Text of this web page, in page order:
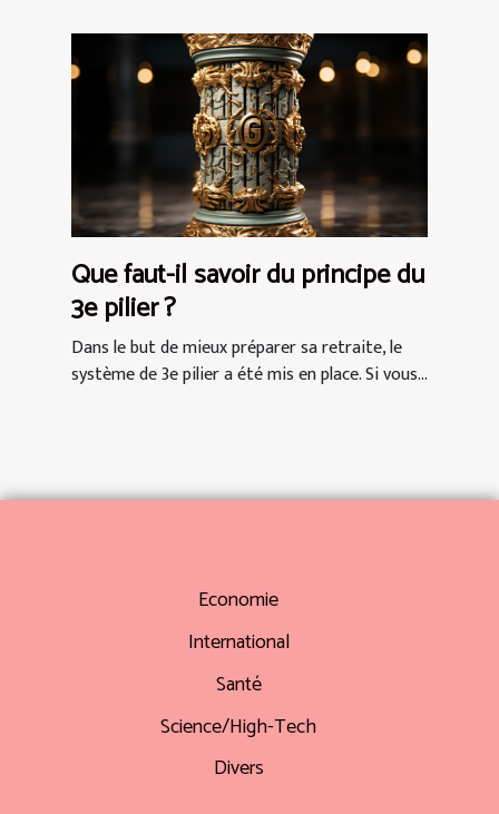
Que faut-il savoir du principe du
3e pilier ?
Dans le but de mieux préparer sa retraite, le
système de 3e pilier a été mis en place. Si vous...
Economie
International
Santé
Science/High-Tech
Divers